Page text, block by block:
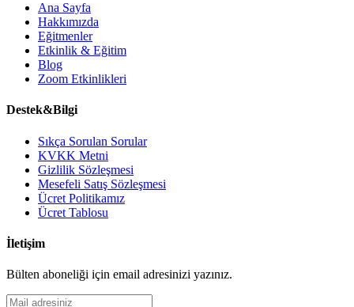
Ana Sayfa
Hakkımızda
Eğitmenler
Etkinlik & Eğitim
Blog
Zoom Etkinlikleri
Destek&Bilgi
Sıkça Sorulan Sorular
KVKK Metni
Gizlilik Sözleşmesi
Mesefeli Satış Sözleşmesi
Ücret Politikamız
Ücret Tablosu
İletişim
Bülten aboneliği için email adresinizi yazınız.